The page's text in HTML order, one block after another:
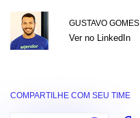
GUSTAVO GOMES
Ver no LinkedIn
COMPARTILHE COM SEU TIME